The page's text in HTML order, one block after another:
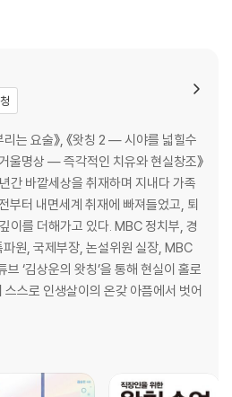
위해 해외의 심리치료 명저들을 탐독하
거짓말처럼 순식간에 사라진다. 호기심
에 관한 책들을 차근차근 읽어가며 명상
효과에 완전히 눈을 뜬다. 그 원리를 때마
생들에게 적용해보니 역시 놀라운 치유효
의 신기한 원리들이 최고과학자들의 실험
다. 인생의 고민들 뿐 아니라, 영혼이 실제
랍도록 쉽게 깨닫게 된다.
맛보기!
달 후 그들의 건강 상태를 검진해보았더
크게 감소했다. 자신의 행위를 바라보는
요술>
만들기
하라 / 시간여행으로 돌연 젊어진 노인들 /
를까? / 머릿속을 어떤 이미지로 채울 것
보면 효과 백 배
바뀐다 / 술과 담배를 단박에 끊다 / 상상
기억들 지워내기 / 말기 암을 완치한 할
커진 대학생
쉽게 달성된다
은 구체적으로 / 공부 안 하는 아이 공부
는 요술》, 《왓칭 2 ― 시야를 넓힐수
울명상 ― 즉각적인 치유와 현실창조》
간 바깥세상을 취재하며 지내다 가족
부터 내면세계 취재에 빠져들었고, 퇴
이를 더해가고 있다. MBC 정치부, 경
원, 국제부장, 논설위원 실장, MBC
‘김상운의 왓칭’을 통해 현실이 홀로
스로 인생살이의 온갖 아픔에서 벗어